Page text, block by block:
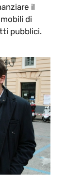
il
di
pubblici.